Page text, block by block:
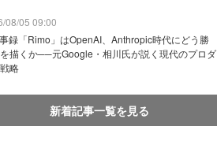
08/05 09:00
録「Rimo」はOpenAI、Anthropic時代にどう勝
描くか──元Google・相川氏が説く現代のプロダ
略
新着記事一覧を見る